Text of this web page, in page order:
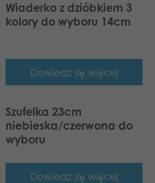
Wiaderko z dzióbkiem 3
kolory do wyboru 14cm
Dowiedz się więcej
Szufelka 23cm
niebieska/czerwona do
wyboru
Dowiedz się więcej